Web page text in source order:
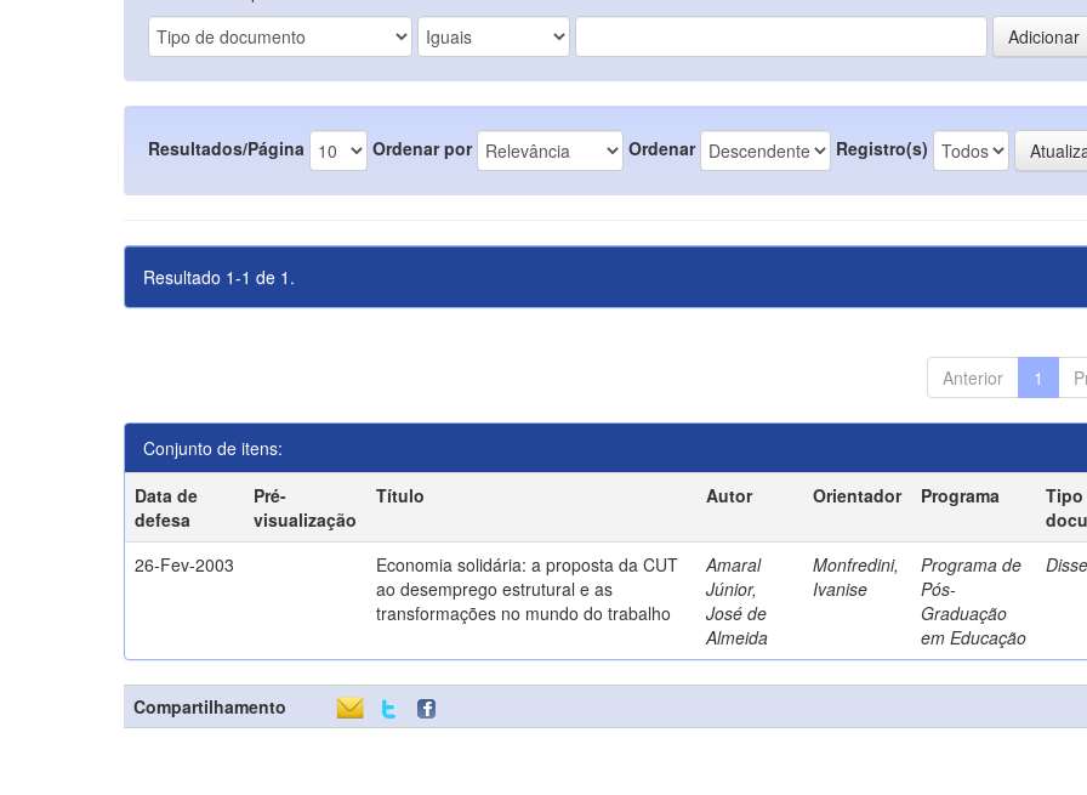
Resultados/Página Ordenar por Ordenar Registro(s)
Resultado 1-1 de 1.
Anterior 1
Conjunto de itens:
Data de
defesa
Pré-
visualização
Título Autor Orientador Programa
Tipo
26-Fev-2003
Economia solidária: a proposta da CUT
ao desemprego estrutural e as
transformações no mundo do trabalho
Amaral
Júnior,
José de
Almeida
Monfredini,
Ivanise
Programa de
Pós-
Graduação
em Educação
Compartilhamento